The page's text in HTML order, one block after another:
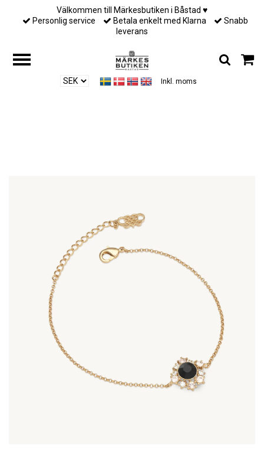
Välkommen till Märkesbutiken i Båstad ♥︎
Personlig service
Betala enkelt med Klarna
Snabb
leverans
Inkl. moms